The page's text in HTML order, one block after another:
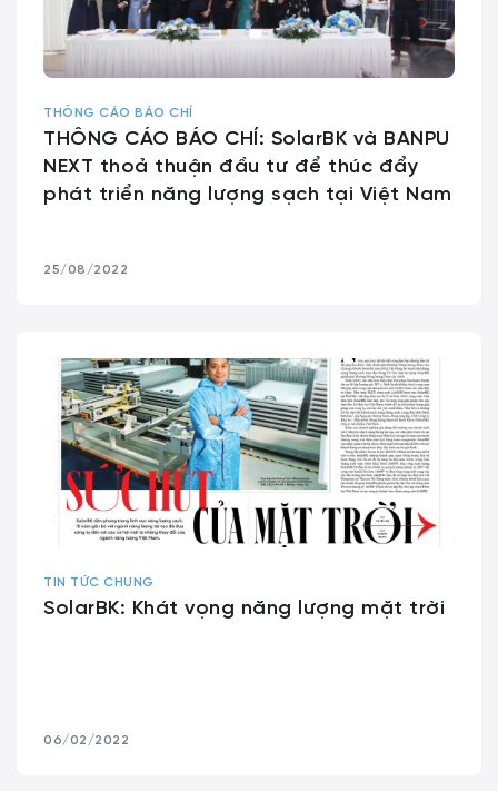
THÔNG CÁO BÁO CHÍ
THÔNG CÁO BÁO CHÍ: SolarBK và BANPU
NEXT thoả thuận đầu tư để thúc đẩy
phát triển năng lượng sạch tại Việt Nam
25/08/2022
TIN TỨC CHUNG
SolarBK: Khát vọng năng lượng mặt trời
06/02/2022